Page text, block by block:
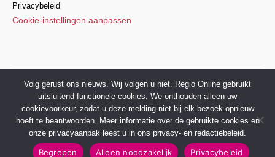
Privacybeleid
Cookie-instellingen aanpassen
Volg gerust ons nieuws. Wij volgen u niet. Regio Online gebruikt
uitsluitend functionele cookies. We onthouden alleen uw
cookievoorkeur, zodat u deze melding niet bij elk bezoek opnieuw
hoeft te beantwoorden. Meer informatie over de gebruikte cookies en
onze privacyaanpak leest u in ons privacy- en redactiebeleid.
Begrepen Alleen noodzakelijk Privacybeleid